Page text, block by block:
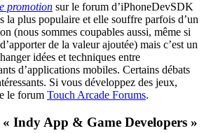
promotion sur le forum d’iPhoneDevSDK
la plus populaire et elle souffre parfois d’un
(nous sommes coupables aussi, même si
de la valeur ajoutée) mais c’est un
idées et techniques entre
d’applications mobiles. Certains débats
Si vous développez des jeux,
le forum Touch Arcade Forums.
Indy App & Game Developers »